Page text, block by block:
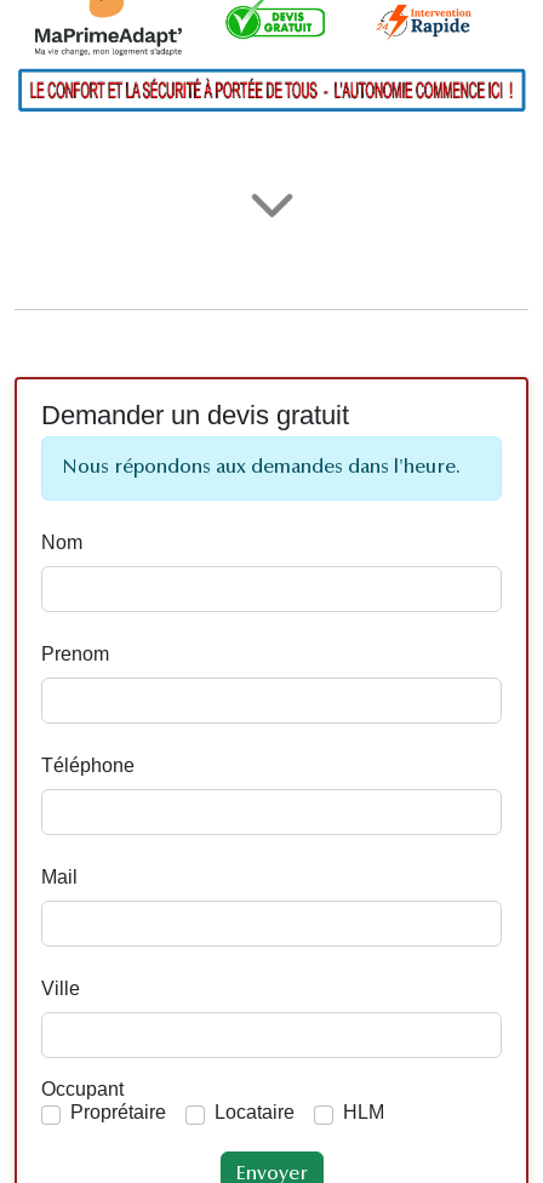
Demander un devis gratuit
Nous répondons aux demandes dans l'heure.
Nom
Prenom
Téléphone
Mail
Ville
Occupant
Proprétaire
Locataire HLM